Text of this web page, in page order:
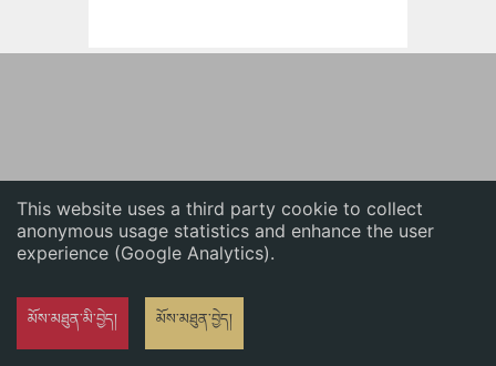
This website uses a third party cookie to collect
anonymous usage statistics and enhance the user
experience (Google Analytics).
མོས་མཐུན་མི་བྱེད། མོས་མཐུན་བྱེད།